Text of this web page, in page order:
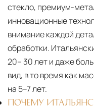
стекло, премиум-
инновационные
внимание каждой
обработки.
20– 30 лет и даже
вид, в то время как
на 5–7 лет.
ПОЧЕМУ